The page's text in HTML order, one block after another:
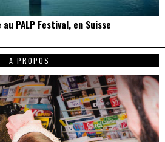
PALP Festival, en Suisse
A PROPOS